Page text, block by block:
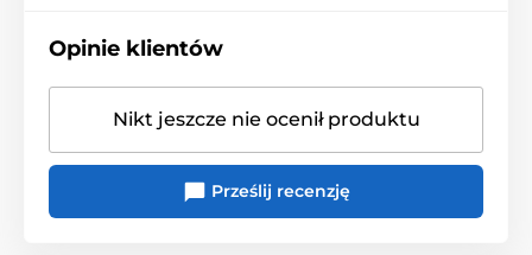
Opinie klientów
Nikt jeszcze nie ocenił produktu
Prześlij recenzję